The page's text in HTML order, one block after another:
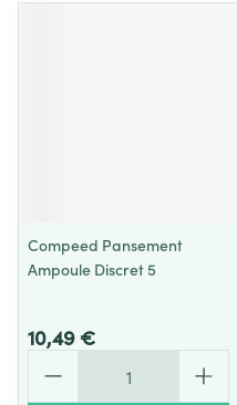
Compeed Pansement
Ampoule Discret 5
10,49 €